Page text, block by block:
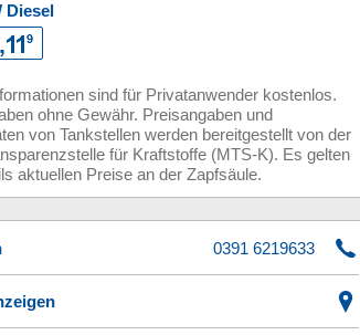
Diesel
sind für Privatanwender kostenlos.
ohne Gewähr. Preisangaben und
von Tankstellen werden bereitgestellt von der
für Kraftstoffe (MTS-K). Es gelten
aktuellen Preise an der Zapfsäule.